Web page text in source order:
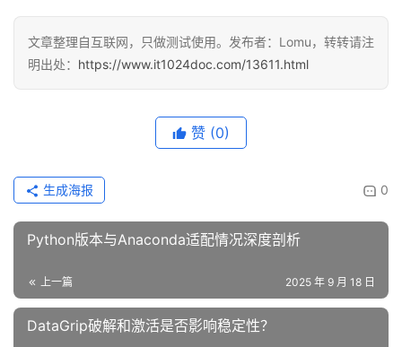
文章整理自互联网，只做测试使用。发布者：Lomu，转转请注
明出处： https://www.it1024doc.com/13611.html
赞 (0)
0
生成海报
Python版本与Anaconda适配情况深度剖析
上一篇 2025 年 9 月 18 日
DataGrip破解和激活是否影响稳定性？